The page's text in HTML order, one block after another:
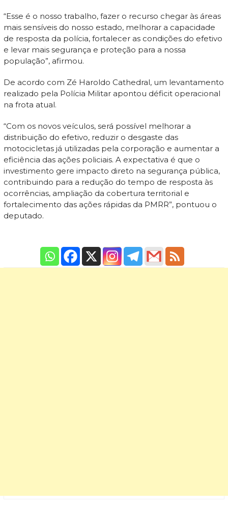
“Esse é o nosso trabalho, fazer o recurso chegar às áreas
mais sensíveis do nosso estado, melhorar a capacidade
de resposta da polícia, fortalecer as condições do efetivo
e levar mais segurança e proteção para a nossa
população”, afirmou.
De acordo com Zé Haroldo Cathedral, um levantamento
realizado pela Polícia Militar apontou déficit operacional
na frota atual.
“Com os novos veículos, será possível melhorar a
distribuição do efetivo, reduzir o desgaste das
motocicletas já utilizadas pela corporação e aumentar a
eficiência das ações policiais. A expectativa é que o
investimento gere impacto direto na segurança pública,
contribuindo para a redução do tempo de resposta às
ocorrências, ampliação da cobertura territorial e
fortalecimento das ações rápidas da PMRR”, pontuou o
deputado.